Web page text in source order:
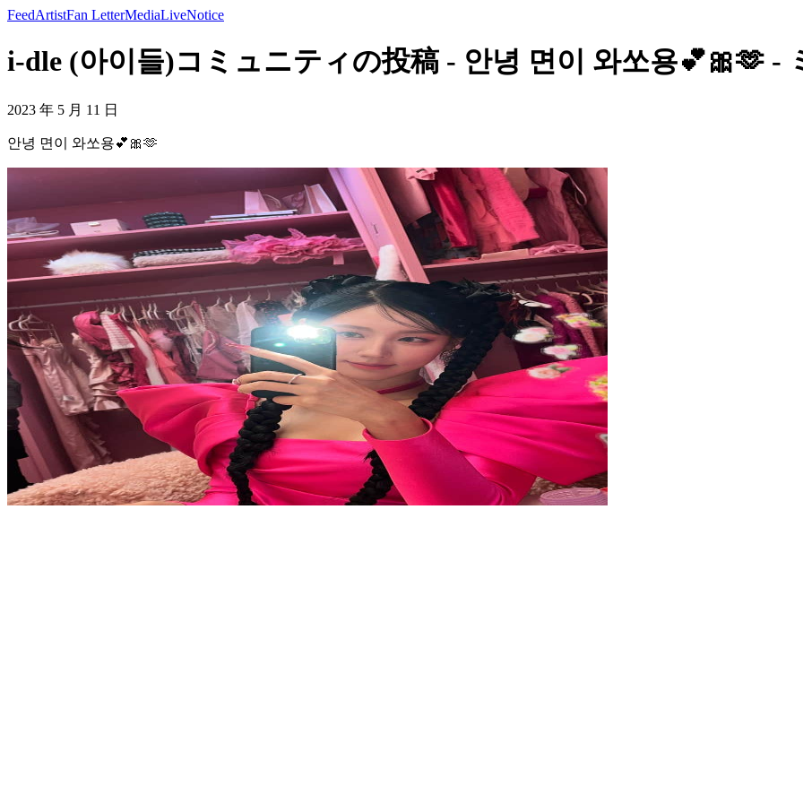
FeedArtistFan LetterMediaLiveNotice
i-dle (아이들)コミュニティの投稿 - 안녕 면이 와쏘용💕🎀🫶 -
2023 年 5 月 11 日
안녕 면이 와쏘용💕🎀🫶